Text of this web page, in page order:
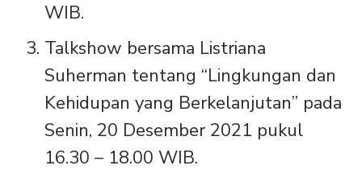
WIB.
Talkshow bersama Listriana
Suherman tentang “Lingkungan dan
Kehidupan yang Berkelanjutan” pada
Senin, 20 Desember 2021 pukul
16.30 – 18.00 WIB.